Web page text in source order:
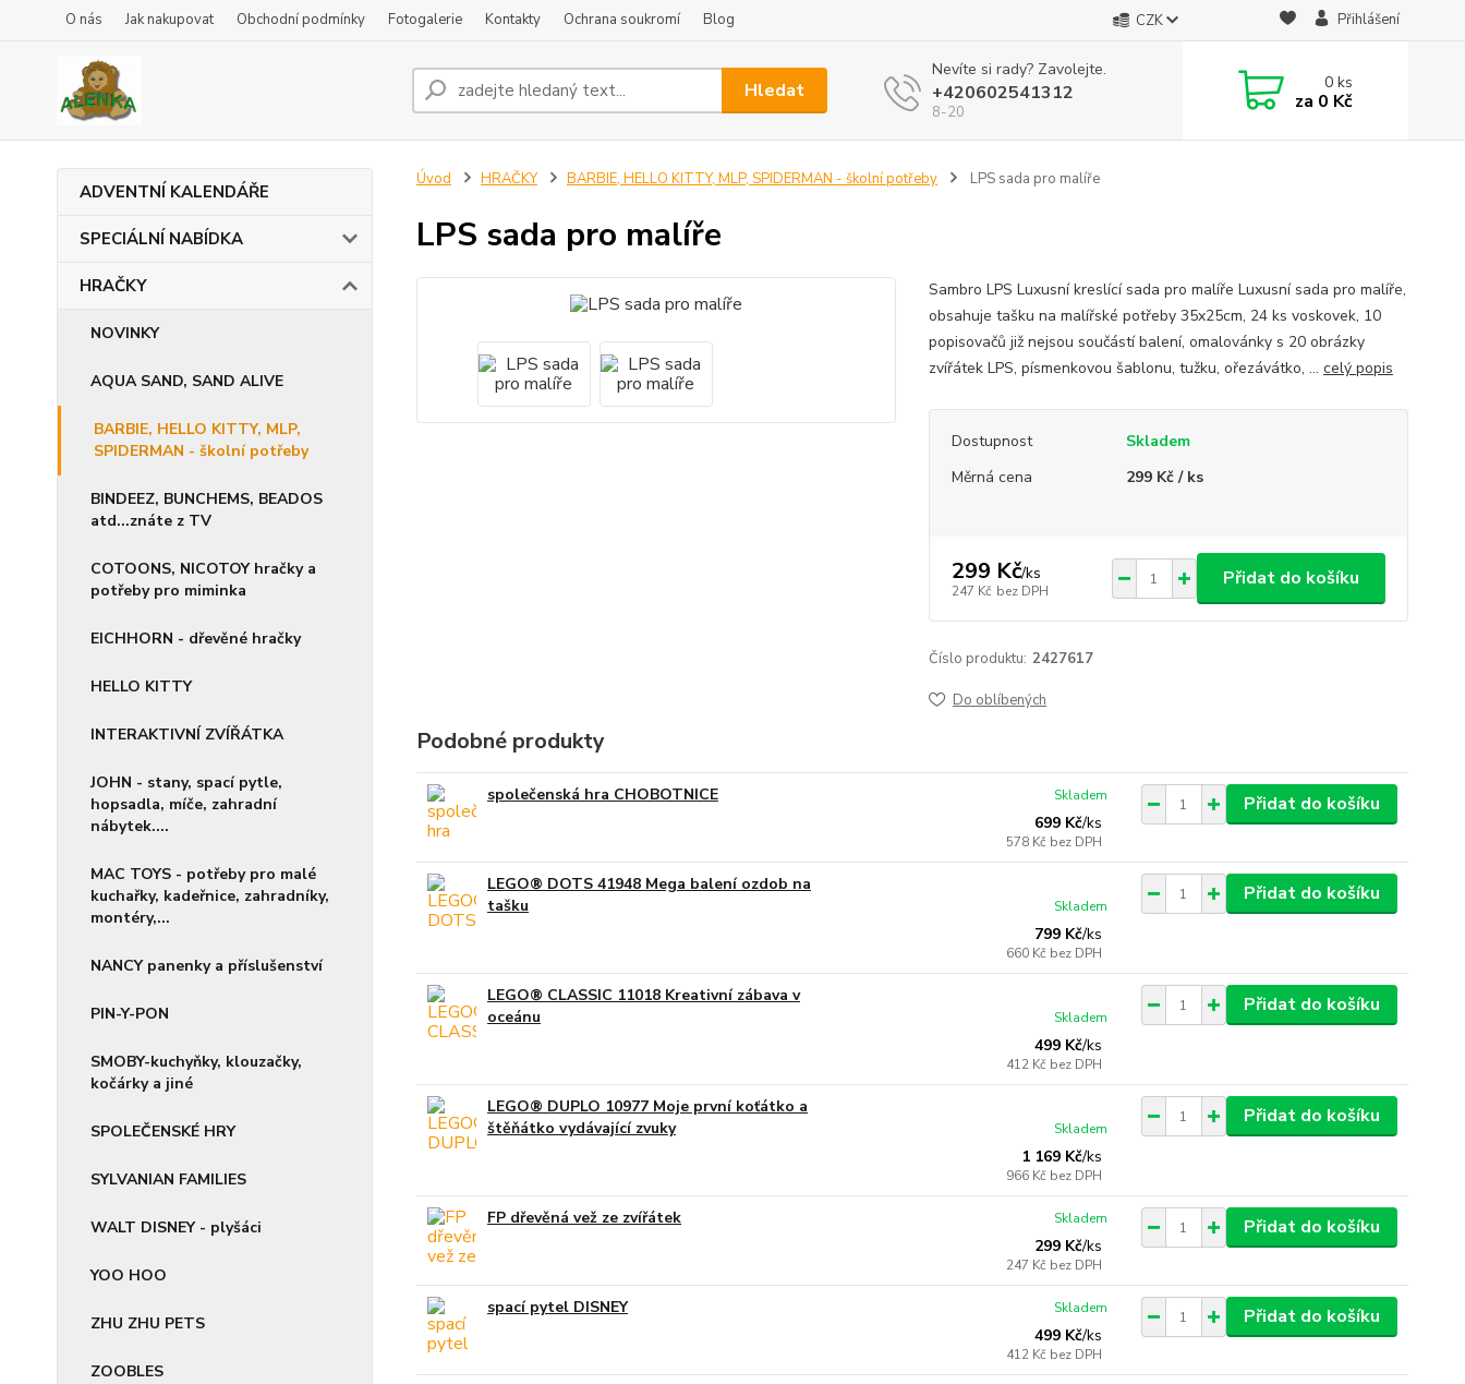
O nás Jak nakupovat Obchodní podmínky Fotogalerie Kontakty Ochrana soukromí Blog CZK Přihlášení
Hledat
Nevíte si rady? Zavolejte.
+420602541312
8-20
0ks
za 0 Kč
ADVENTNÍ KALENDÁŘE
SPECIÁLNÍ NABÍDKA
HRAČKY
NOVINKY
AQUA SAND, SAND ALIVE
BARBIE, HELLO KITTY, MLP,
SPIDERMAN - školní potřeby
BINDEEZ, BUNCHEMS, BEADOS
atd...znáte z TV
COTOONS, NICOTOY hračky a
potřeby pro miminka
EICHHORN - dřevěné hračky
HELLO KITTY
INTERAKTIVNÍ ZVÍŘÁTKA
JOHN - stany, spací pytle,
hopsadla, míče, zahradní
nábytek....
MAC TOYS - potřeby pro malé
kuchařky, kadeřnice, zahradníky,
montéry,...
NANCY panenky a příslušenství
PIN-Y-PON
SMOBY-kuchyňky, klouzačky,
kočárky a jiné
SPOLEČENSKÉ HRY
SYLVANIAN FAMILIES
WALT DISNEY - plyšáci
YOO HOO
ZHU ZHU PETS
ZOOBLES
Úvod HRAČKY BARBIE, HELLO KITTY, MLP, SPIDERMAN - školní potřeby LPS sada pro malíře
LPS sada pro malíře
Sambro LPS Luxusní kreslící sada pro malíře Luxusní sada pro malíře,
obsahuje tašku na malířské potřeby 35x25cm, 24 ks voskovek, 10
popisovačů již nejsou součástí balení, omalovánky s 20 obrázky
zvířátek LPS, písmenkovou šablonu, tužku, ořezávátko, ... celý popis
Dostupnost
Skladem
Měrná cena
299 Kč / ks
299 Kč/ks
247 Kč bez DPH
Přidat do košíku
Číslo produktu: 2427617
Do oblíbených
Podobné produkty
společenská hra CHOBOTNICE
699 Kč/ks
578 Kč bez DPH
Skladem Přidat do košíku
LEGO® DOTS 41948 Mega balení ozdob na
tašku
799 Kč/ks
660 Kč bez DPH
Skladem
Přidat do košíku
LEGO® CLASSIC 11018 Kreativní zábava v
oceánu
499 Kč/ks
412 Kč bez DPH
Skladem
Přidat do košíku
LEGO® DUPLO 10977 Moje první koťátko a
štěňátko vydávající zvuky
1 169 Kč/ks
966 Kč bez DPH
Skladem
Přidat do košíku
FP dřevěná vež ze zvířátek
299 Kč/ks
247 Kč bez DPH
Skladem Přidat do košíku
spací pytel DISNEY
499 Kč/ks
412 Kč bez DPH
Skladem Přidat do košíku